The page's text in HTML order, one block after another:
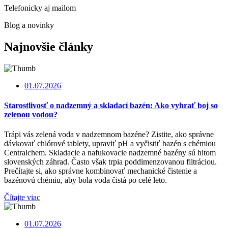
Telefonicky aj mailom
Blog a novinky
Najnovšie články
01.07.2026
Starostlivosť o nadzemný a skladací bazén: Ako vyhrať boj so
zelenou vodou?
Trápi vás zelená voda v nadzemnom bazéne? Zistite, ako správne
dávkovať chlórové tablety, upraviť pH a vyčistiť bazén s chémiou
Centralchem. Skladacie a nafukovacie nadzemné bazény sú hitom
slovenských záhrad. Často však trpia poddimenzovanou filtráciou.
Prečítajte si, ako správne kombinovať mechanické čistenie a
bazénovú chémiu, aby bola voda čistá po celé leto.
Čítajte viac
01.07.2026